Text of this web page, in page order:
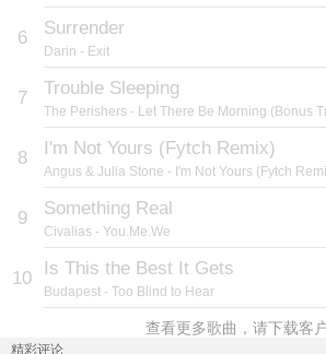
6 Surrender
Darin - Exit
7 Trouble Sleeping
The Perishers - Let There Be Morning (Bonus
8 I'm Not Yours (Fytch Remix)
Angus & Julia Stone - I'm Not Yours (Fytch
9 Something Real
Civalias - You.Me.We
10 Is This the Best It Gets
Budapest - Too Blind to Hear
查看更多歌曲，请下载客
精彩评论